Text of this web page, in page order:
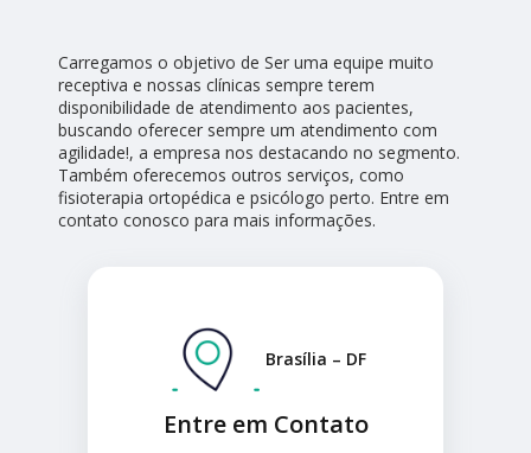
Carregamos o objetivo de Ser uma equipe muito
receptiva e nossas clínicas sempre terem
disponibilidade de atendimento aos pacientes,
buscando oferecer sempre um atendimento com
agilidade!, a empresa nos destacando no segmento.
Também oferecemos outros serviços, como
fisioterapia ortopédica e psicólogo perto. Entre em
contato conosco para mais informações.
Entre em Contato
Brasília – DF